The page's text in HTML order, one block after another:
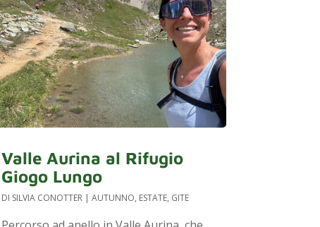
Valle Aurina al Rifugio
Giogo Lungo
DI SILVIA CONOTTER| AUTUNNO, ESTATE, GITE